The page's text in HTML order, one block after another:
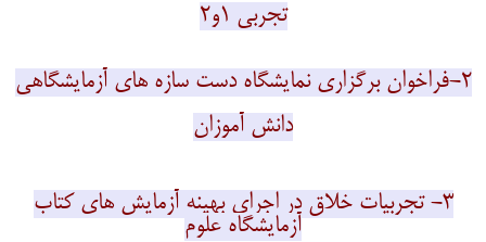
تجربی 1و2
2-فراخوان برگزاری نمایشگاه دست سازه های آزمایشگاهی
دانش آموزان
3- تجربیات خلاق در اجرای بهینه آزمایش های کتاب
آزمایشگاه علوم